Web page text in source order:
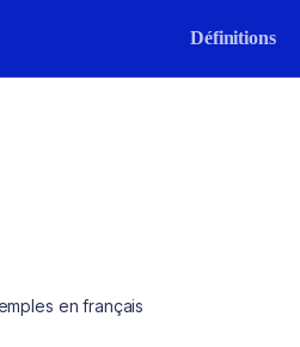
Définitions
en français